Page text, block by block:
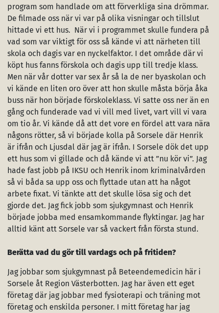
program som handlade om att förverkliga sina drömmar.
De filmade oss när vi var på olika visningar och tillslut
hittade vi ett hus. När vi i programmet skulle fundera på
vad som var viktigt för oss så kände vi att närheten till
skola och dagis var en nyckelfaktor. I det område där vi
köpt hus fanns förskola och dagis upp till tredje klass.
Men när vår dotter var sex år så la de ner byaskolan och
vi kände en liten oro över att hon skulle måsta börja åka
buss när hon började förskoleklass. Vi satte oss ner än en
gång och funderade vad vi vill med livet, vart vill vi vara
om tio år. Vi kände då att det vore en fördel att vara nära
någons rötter, så vi började kolla på Sorsele där Henrik
är ifrån och Ljusdal där jag är ifrån. I Sorsele dök det upp
ett hus som vi gillade och då kände vi att ”nu kör vi”. Jag
hade fast jobb på IKSU och Henrik inom kriminalvården
så vi båda sa upp oss och flyttade utan att ha något
arbete fixat. Vi tänkte att det skulle lösa sig och det
gjorde det. Jag fick jobb som sjukgymnast och Henrik
började jobba med ensamkommande flyktingar. Jag har
alltid känt att Sorsele var så vackert från första stund.
Berätta vad du gör till vardags och på fritiden?
Jag jobbar som sjukgymnast på Beteendemedicin här i
Sorsele åt Region Västerbotten. Jag har även ett eget
företag där jag jobbar med fysioterapi och träning mot
företag och enskilda personer. I mitt företag har jag